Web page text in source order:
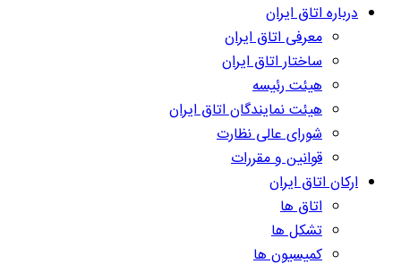
درباره اتاق ایران
معرفی اتاق ایران
ساختار اتاق ایران
هیئت رئیسه
هیئت نمایندگان اتاق ایران
شورای عالی نظارت
قوانین و مقررات
ارکان اتاق ایران
اتاق ها
تشکل ها
کمیسیون ها